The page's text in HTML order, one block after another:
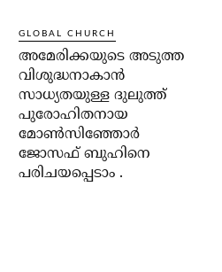
GLOBAL CHURCH
അമേരിക്കയുടെ അടുത്ത
വിശുദ്ധനാകാൻ
സാധ്യതയുള്ള ദുലുത്ത്
പുരോഹിതനായ
മോൺസിഞ്ഞോർ
ജോസഫ് ബുഹിനെ
പരിചയപ്പെടാം .